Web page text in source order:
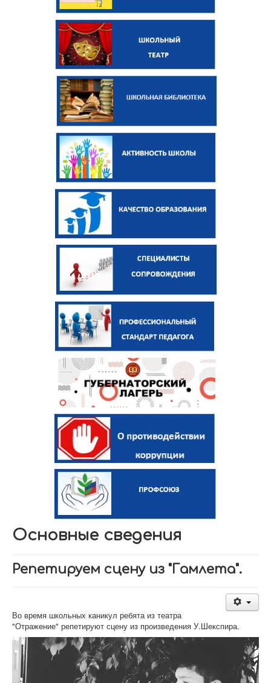
Основные сведения
Репетируем сцену из "Гамлета".
Во время школьных каникул ребята из театра
"Отражение" репетируют сцену из произведения У.Шекспира.